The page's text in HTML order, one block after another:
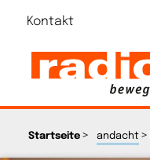
Kontakt
Startseite> andacht>